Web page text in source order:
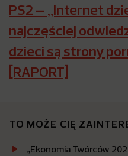
PS2 – „Internet
najczęściej
dzieci są strony
[RAPORT]
TO MOŻE CIĘ
„Ekonomia Twórców